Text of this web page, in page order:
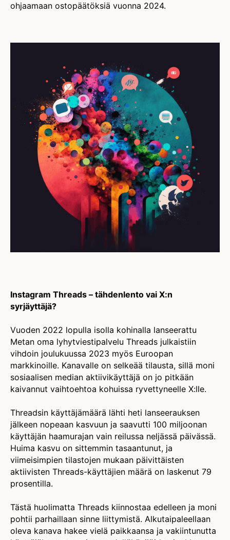
ohjaamaan ostopäätöksiä vuonna 2024.
Instagram Threads – tähdenlento vai X:n
syrjäyttäjä?
Vuoden 2022 lopulla isolla kohinalla lanseerattu
Metan oma lyhytviestipalvelu Threads julkaistiin
vihdoin joulukuussa 2023 myös Euroopan
markkinoille. Kanavalle on selkeää tilausta, sillä moni
sosiaalisen median aktiivikäyttäjä on jo pitkään
kaivannut vaihtoehtoa kohuissa ryvettyneelle X:lle.
Threadsin käyttäjämäärä lähti heti lanseerauksen
jälkeen nopeaan kasvuun ja saavutti 100 miljoonan
käyttäjän haamurajan vain reilussa neljässä päivässä.
Huima kasvu on sittemmin tasaantunut, ja
viimeisimpien tilastojen mukaan päivittäisten
aktiivisten Threads-käyttäjien määrä on laskenut 79
prosentilla.
Tästä huolimatta Threads kiinnostaa edelleen ja moni
pohtii parhaillaan sinne liittymistä. Alkutaipaleellaan
oleva kanava hakee vielä paikkaansa ja vakiintunutta